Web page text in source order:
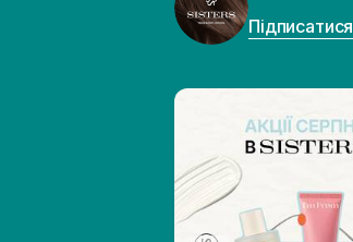
Підписатися